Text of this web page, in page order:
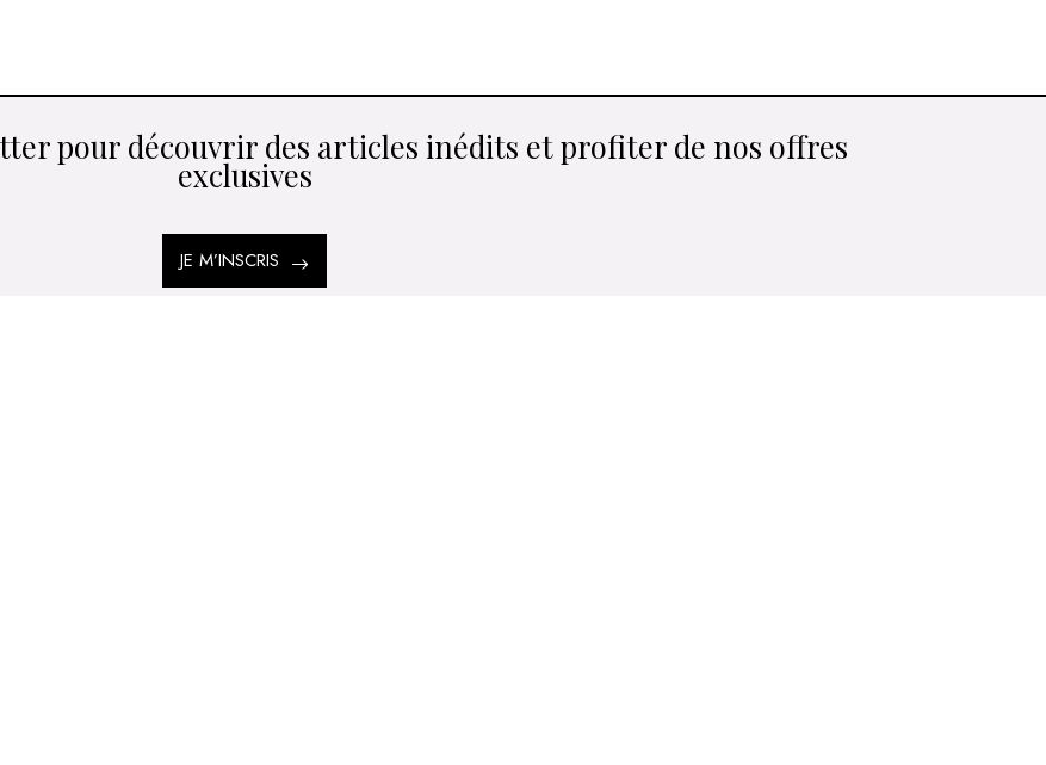
pour découvrir des articles inédits et profiter de nos offres
exclusives
JE M’INSCRIS